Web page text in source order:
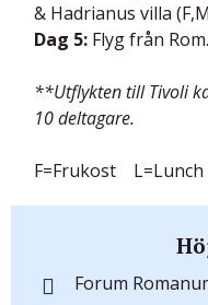
& Hadrianus villa
Dag 5: Flyg från
**Utflykten till Tivoli
10 deltagare.
F=Frukost
Forum